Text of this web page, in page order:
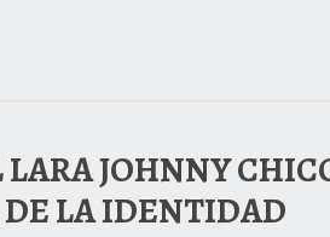
JOHNNY
DE LA IDENTIDAD